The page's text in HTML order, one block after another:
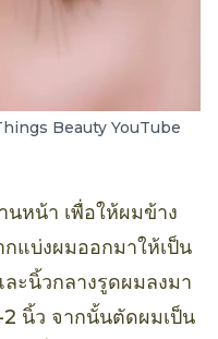
Beauty YouTube
หน้า เพื่อให้ผมข้าง
กแบ่งผมออกมาให้เป็น
ะนิ้วกลางรูดผมลงมา
นิ้ว จากนั้นตัดผมเป็น